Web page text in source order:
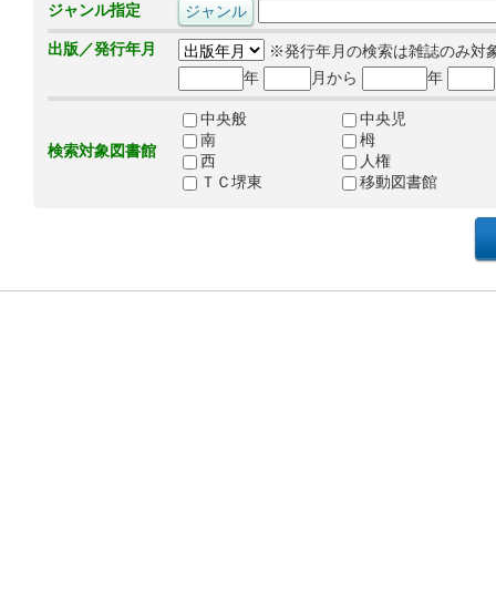
ジャンル指定
出版／発行年月
※発行年月の検索は雑誌のみ対
年
月から 年
検索対象図書館
中央般
中央児
南
栂
西
人権
ＴＣ堺東
移動図書館